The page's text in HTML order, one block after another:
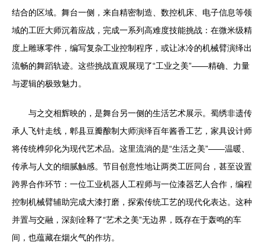
结合的区域。舞台一侧，来自精密制造、数控机床、电子信息等领
域的工匠大师沉着应战，完成一系列高难度技能挑战：在微米级精
度上雕琢零件，编写复杂工业控制程序，或让冰冷的机械臂演绎出
流畅的舞蹈轨迹。这些挑战直观展现了“工业之美”——精确、力量
与逻辑的极致魅力。
与之交相辉映的，是舞台另一侧的生活艺术展示。蜀绣非遗传
承人飞针走线，郫县豆瓣酿制大师演绎百年酱香工艺，家具设计师
将传统榫卯化为现代艺术品。这里流淌的是“生活之美”——温暖、
传承与人文的细腻触感。节目创意性地让两类工匠同台，甚至设置
跨界合作环节：一位工业机器人工程师与一位漆器艺人合作，编程
控制机械臂辅助完成大漆打磨，探索传统工艺的现代化表达。这种
并置与交融，深刻诠释了“艺术之美”无边界，既存在于轰鸣的车
间，也蕴藏在烟火气的作坊。